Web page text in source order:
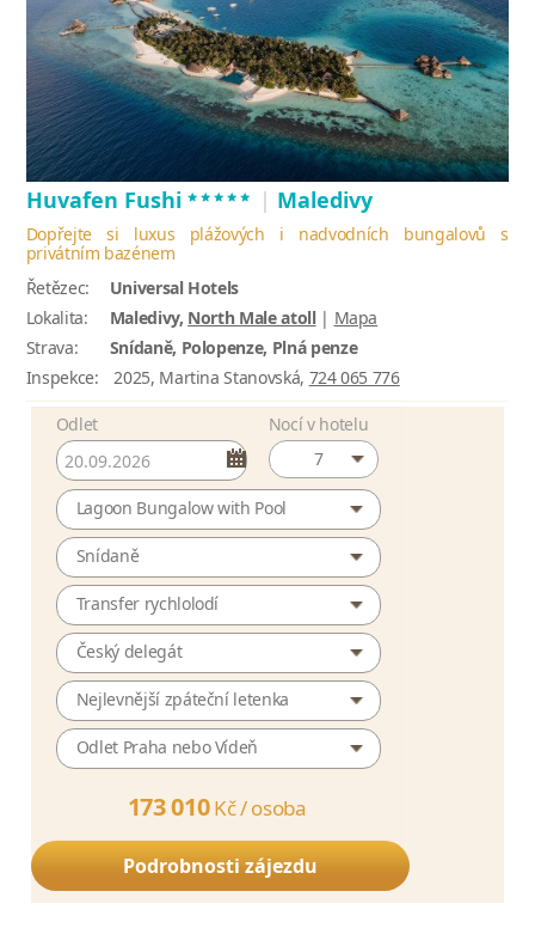
Huvafen Fushi ***** | Maledivy
Dopřejte si luxus plážových i nadvodních bungalovů s
privátním bazénem
Řetězec:
Universal Hotels
Lokalita:
Maledivy, North Male atoll| Mapa
Strava:
Snídaně, Polopenze, Plná penze
Inspekce:
2025, Martina Stanovská, 724 065 776
Odlet
Nocí v hotelu
7
Lagoon Bungalow with Pool
Snídaně
Transfer rychlolodí
Český delegát
Nejlevnější zpáteční letenka
Odlet Praha nebo Vídeň
173 010 Kč /osoba
Podrobnosti zájezdu